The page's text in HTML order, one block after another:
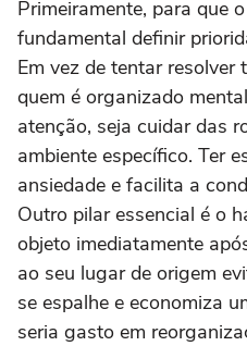
Primeiramente, para que
fundamental definir
Em vez de tentar resolver
quem é organizado
atenção, seja cuidar das
ambiente específico. Ter
ansiedade e facilita a
Outro pilar essencial é o
objeto imediatamente
ao seu lugar de origem
se espalhe e economiza
seria gasto em